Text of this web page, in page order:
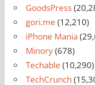
GoodsPress
gori.me (12,210)
iPhone Mania
Minory(678)
Techable (10,290)
TechCrunch